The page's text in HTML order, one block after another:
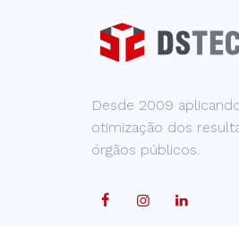
Desde 2009
otimização dos
órgãos públicos.